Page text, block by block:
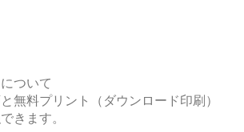
ついて
無料プリント（ダウンロード印刷）
きます。